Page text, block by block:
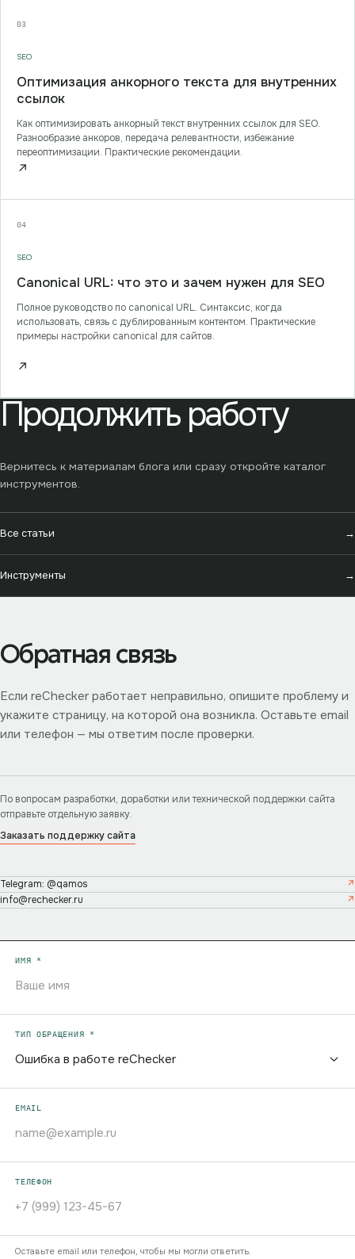
03
SEO
Оптимизация анкорного текста для внутренних
ссылок
Как оптимизировать анкорный текст внутренних ссылок для SEO.
Разнообразие анкоров, передача релевантности, избежание
переоптимизации. Практические рекомендации.
↗
04
SEO
Canonical URL: что это и зачем нужен для SEO
Полное руководство по canonical URL. Синтаксис, когда
использовать, связь с дублированным контентом. Практические
примеры настройки canonical для сайтов.
↗
Продолжить работу
Вернитесь к материалам блога или сразу откройте каталог
инструментов.
Все статьи →
Инструменты →
Обратная связь
Если reChecker работает неправильно, опишите проблему и
укажите страницу, на которой она возникла. Оставьте email
или телефон — мы ответим после проверки.
По вопросам разработки, доработки или технической поддержки сайта
отправьте отдельную заявку.
Заказать поддержку сайта
Telegram: @qamos
info@rechecker.ru
ИМЯ *
ТИП ОБРАЩЕНИЯ *
EMAIL
ТЕЛЕФОН
Оставьте email или телефон, чтобы мы могли ответить.